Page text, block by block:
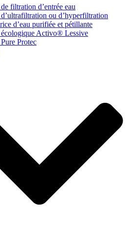
filtration d’entrée eau
d’ultrafiltration ou d’hyperfiltration
d’eau purifiée et pétillante
écologique Activo® Lessive
Protec